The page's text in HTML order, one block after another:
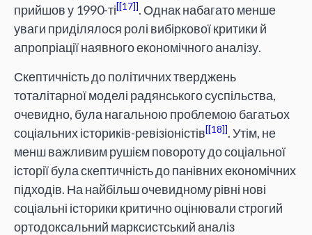
прийшов у 1990-ті [17] . Однак набагато менше
уваги приділялося ролі вибіркової критики й
апропріації наявного економічного аналізу.
Скептичність до політичних тверджень
тоталітарної моделі радянського суспільства,
очевидно, була нагальною проблемою багатьох
соціальних істориків-ревізіоністів [18] . Утім, не
менш важливим рушієм повороту до соціальної
історії була скептичність до панівних економічних
підходів. На найбільш очевидному рівні нові
соціальні історики критично оцінювали строгий
ортодоксальний марксистський аналіз